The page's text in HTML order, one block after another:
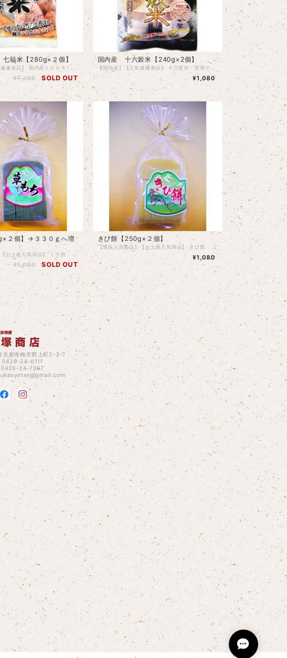
福米【280g×２個】
¥1,200 SOLD OUT
国内産 十六穀米【240g×2個】
¥1,080
２個】→３３０ｇへ増
【通販人気商品】【お土産人気商品】 くさ餅 食べやすいサイズの草餅が１０枚入っています！ 国産なので、味もとっても美味しいです。 季節を問わず人気の商品です。 ＊パケージが多少変わる場合もございます。 【原材料名】水稲餅米、よもぎ、クチナシ色素酸味料、調味料（アミノ酸等） 【内容量】３００ｇ×２セット→３３０ｇ 【賞味期限】半年程度 【原料原産地】国産
¥1,080 SOLD OUT
きび餅【250g×２個】
【通販人気商品】【お土産人気商品】 きび餅 食べやすいサイズのきび餅が１０枚入っています！ 国産なので、味もとっても美味しいです。 季節を問わず人気の商品です。 ＊パッケージが多少変わる場合もございます。 【原材料名】水稲餅米、もちきび、クチナシ色素、クリシン、酸味料 【内容量】250ｇ×２セット 【賞味期限】半年程度 【原料原産地】国産
¥1,080
都青梅市野上町2-3-7
0428-24-6111
0428-24-7307